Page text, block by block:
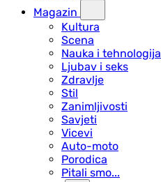
Magazin
Kultura
Scena
Nauka i tehnologija
Ljubav i seks
Zdravlje
Stil
Zanimljivosti
Savjeti
Vicevi
Auto-moto
Porodica
Pitali smo...